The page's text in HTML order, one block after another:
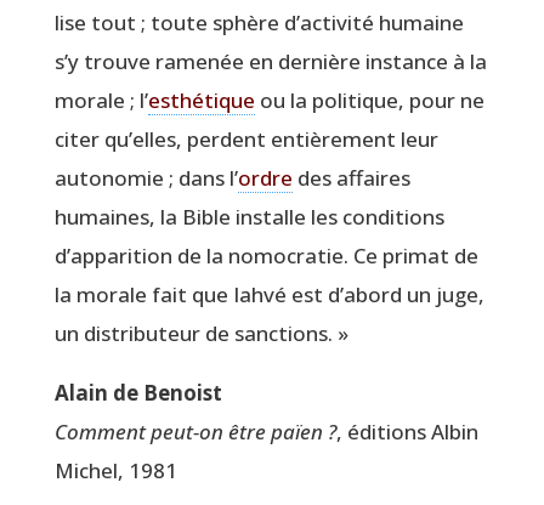
lise tout ; toute sphère d’activité humaine
s’y trouve rame­née en der­nière ins­tance à la
morale ; l’esthé­tique ou la poli­tique, pour ne
citer qu’elles, perdent entiè­re­ment leur
auto­no­mie ; dans l’ordre des affaires
humaines, la Bible ins­talle les condi­tions
d’apparition de la nomo­cra­tie. Ce pri­mat de
la morale fait que Iah­vé est d’abord un juge,
un dis­tri­bu­teur de sanctions. »
Alain de Benoist
Com­ment peut-on être païen ?, édi­tions Albin
Michel, 1981